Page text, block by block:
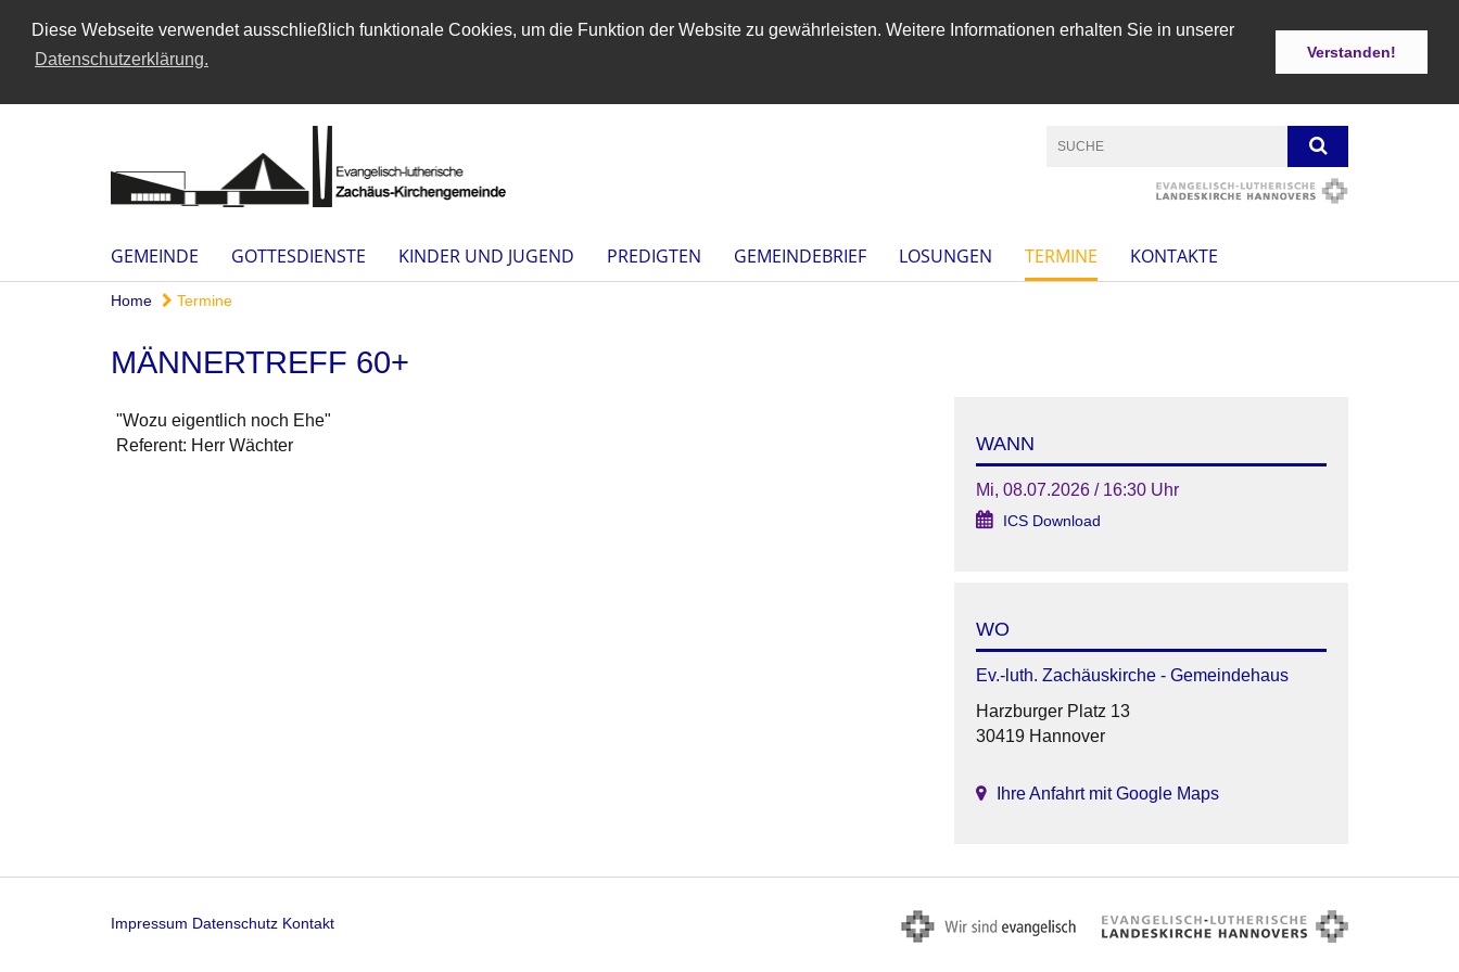
Diese Webseite verwendet ausschließlich funktionale Cookies, um die Funktion der Website zu gewährleisten. Weitere Informationen erhalten Sie in unserer
Datenschutzerklärung.
Verstanden!
GEMEINDE GOTTESDIENSTE KINDER UND JUGEND PREDIGTEN GEMEINDEBRIEF LOSUNGEN TERMINE KONTAKTE
Home Termine
MÄNNERTREFF 60+
"Wozu eigentlich noch Ehe"
Referent: Herr Wächter
WANN
Mi, 08.07.2026 / 16:30 Uhr
ICS Download
WO
Ev.-luth. Zachäuskirche - Gemeindehaus
Harzburger Platz 13
30419 Hannover
Ihre Anfahrt mit Google Maps
Impressum Datenschutz Kontakt